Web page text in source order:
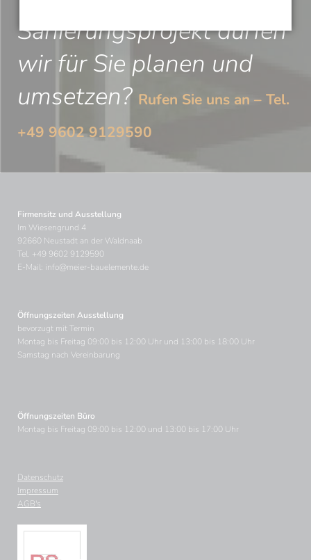
Sanierungsprojekt dürfen
wir für Sie planen und
umsetzen? Rufen Sie uns an – Tel.
+49 9602 9129590
Firmensitz und Ausstellung
Im Wiesengrund 4
92660 Neustadt an der Waldnaab
Tel. +49 9602 9129590
E-Mail: info@meier-bauelemente.de
Öffnungszeiten Ausstellung
bevorzugt mit Termin
Montag bis Freitag 09:00 bis 12:00 Uhr und 13:00 bis 18:00 Uhr
Samstag nach Vereinbarung
Öffnungszeiten Büro
Montag bis Freitag 09:00 bis 12:00 und 13:00 bis 17:00 Uhr
Navigation
überspringen
Datenschutz
Impressum
AGB's